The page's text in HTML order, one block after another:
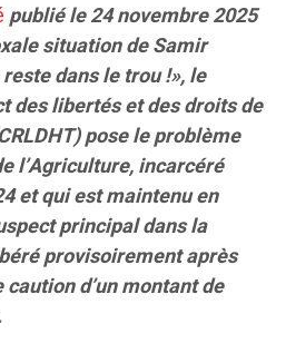
publié le 24 novembre 2025
situation de Samir
dans le trou !», le
des libertés et des droits de
pose le problème
l’Agriculture, incarcéré
et qui est maintenu en
principal dans la
provisoirement après
d’un montant de